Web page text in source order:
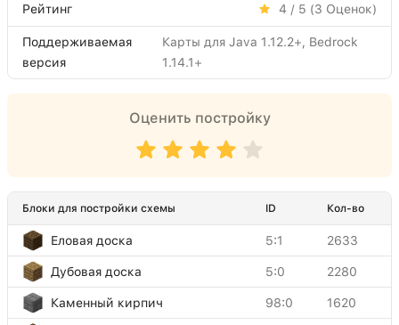
Рейтинг 4 / 5 (3 Оценок)
Поддерживаемая
версия
Карты для Java 1.12.2+, Bedrock
1.14.1+
Оценить постройку
Блоки для постройки схемы ID Кол-во
Еловая доска 5:1 2633
Дубовая доска 5:0 2280
Каменный кирпич 98:0 1620